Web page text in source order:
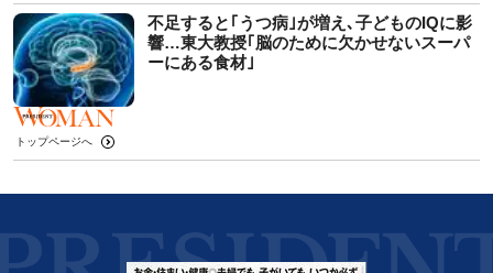
不足すると｢うつ病｣が増え､子どものIQに影
響…東大教授｢脳のために欠かせないスーパ
ーにある食材｣
トップページへ